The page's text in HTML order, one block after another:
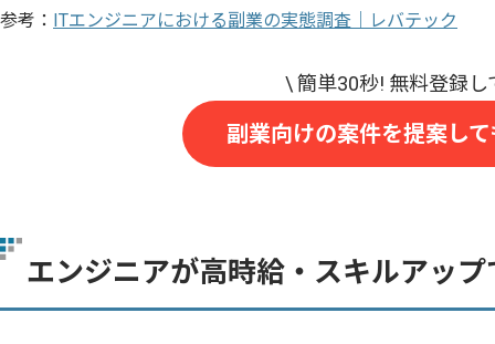
参考： ITエンジニアにおける副業の実態調査｜レバテック
副業向けの案件を提案し
エンジニアが高時給・スキルアッ